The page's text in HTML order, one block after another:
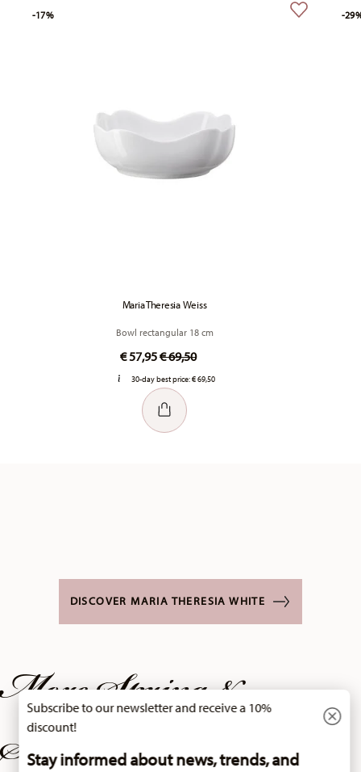
Maria Theresia Weiss
Bowl rectangular 18 cm
€ 57,95Price reduced from
€ 69,50to
30-day best price:€ 69,50
-17% -
DISCOVER MARIA THERESIA WHITE
More Spring &
Subscribe to our newsletter and receive a 10%
discount!
Stay informed about news, trends, and